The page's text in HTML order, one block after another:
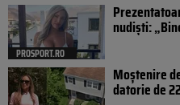
PROSPORT.RO
nudiști:
Moștenire
datorie de